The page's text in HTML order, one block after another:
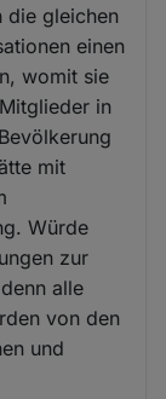
die gleichen
einen
womit sie
in
mit
Würde
zur
alle
von den
und